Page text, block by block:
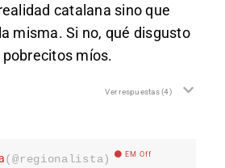
catalana sino que
misma. Si no, qué disgusto
pobrecitos míos.
Ver respuestas(4)
(@regionalista) EM Off